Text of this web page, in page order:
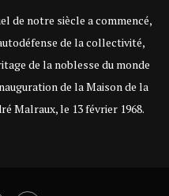
de notre siècle a commencé,
de la collectivité,
de la noblesse du monde
de la Maison de la
Malraux, le 13 février 1968.